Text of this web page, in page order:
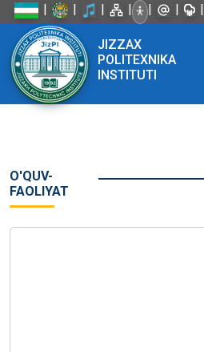
| | | | | | |
JIZZAX
POLITEXNIKA
INSTITUTI
O'QUV-
FAOLIYAT